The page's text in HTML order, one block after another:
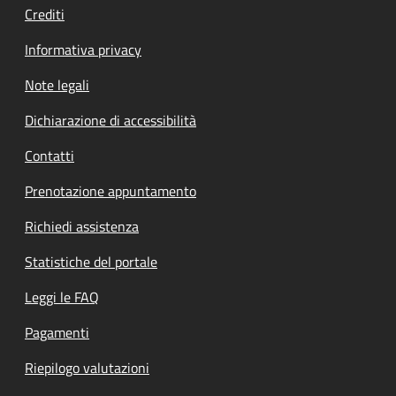
Crediti
Informativa privacy
Note legali
Dichiarazione di accessibilità
Contatti
Prenotazione appuntamento
Richiedi assistenza
Statistiche del portale
Leggi le FAQ
Pagamenti
Riepilogo valutazioni